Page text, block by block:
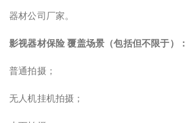
器材公司厂家。
影视器材保险 覆盖场景（包括但不限于）：
普通拍摄；
无人机挂机拍摄；